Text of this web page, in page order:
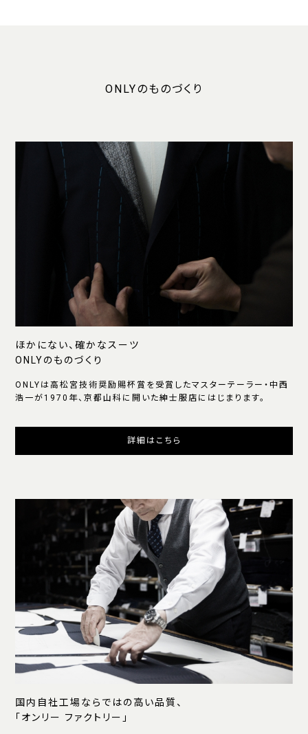
ONLYのものづくり
ほかにない、確かなスーツ
ONLYのものづくり
ONLYは高松宮技術奨励賜杯賞を受賞したマスターテーラー・中西
浩一が1970年、京都山科に開いた紳士服店にはじまります。
詳細はこちら
国内自社工場ならではの高い品質、
「オンリー ファクトリー」